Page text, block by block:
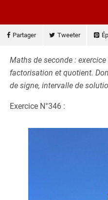
Partager Tweeter
Maths de seconde :
factorisation et quotient.
de signe, intervalle de
Exercice N°346 :